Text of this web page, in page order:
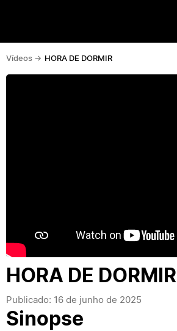
Vídeos -> HORA DE DORMIR
HORA DE DORMIR
Publicado: 16 de junho de 2025
Sinopse